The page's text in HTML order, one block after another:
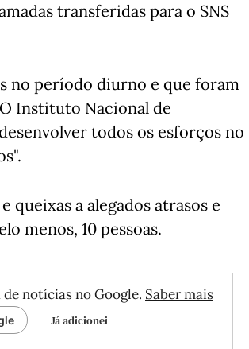
transferidas para o SNS
no período diurno e que foram
Instituto Nacional de
todos os esforços no
queixas a alegados atrasos e
menos, 10 pessoas.
notícias no Google. Saber mais
Já adicionei